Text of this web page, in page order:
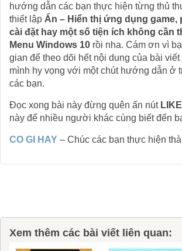
hướng dẫn các bạn thực hiện từng thủ
thiết lập Ẩn – Hiển thị ứng dụng game,
cài đặt hay một số tiện ích không cần
Menu Windows 10 rồi nha. Cám ơn vì
gian để theo dõi hết nội dung của bài viết
mình hy vọng với một chút hướng dẫn ở
các bạn.
Đọc xong bài này đừng quên ấn nút
này để nhiều người khác cùng biết đến
CO GI HAY – Chúc các bạn thực hiện
Xem thêm các bài viết liên quan: